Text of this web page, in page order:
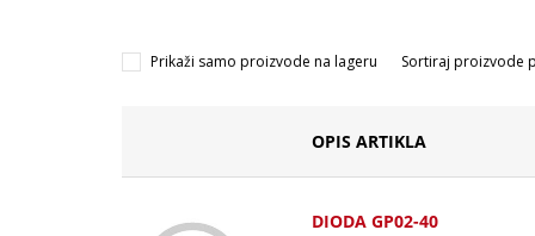
Prikaži samo proizvode na lageru Sortiraj proizvode
OPIS ARTIKLA
DIODA GP02-40